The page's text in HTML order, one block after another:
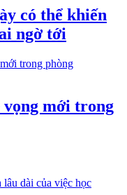
có thể khiến
ngờ tới
vọng mới trong